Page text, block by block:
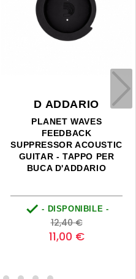
D ADDARIO
PLANET WAVES
FEEDBACK
SUPPRESSOR ACOUSTIC
GUITAR - TAPPO PER
BUCA D'ADDARIO
 - DISPONIBILE -
Prezzo
base
12,40 €Prezzo
11,00 €